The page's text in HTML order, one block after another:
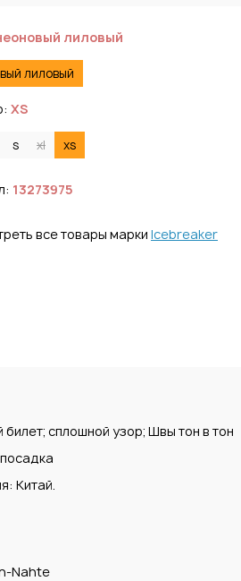
лиловый
лиловый
XS
s xl xs
13273975
все товары марки Icebreaker
сплошной узор; Швы тон в тон
Китай.
Nahte